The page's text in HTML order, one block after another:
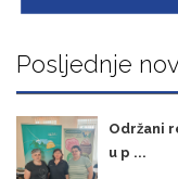
Posljednje
Održani
u p ...